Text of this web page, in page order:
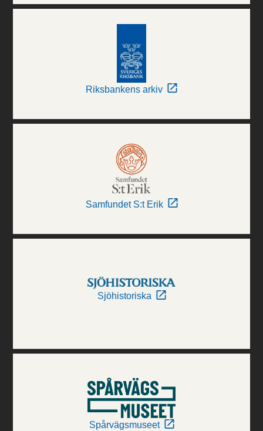
Riksbankens arkiv
Samfundet S:t Erik
Sjöhistoriska
Spårvägsmuseet